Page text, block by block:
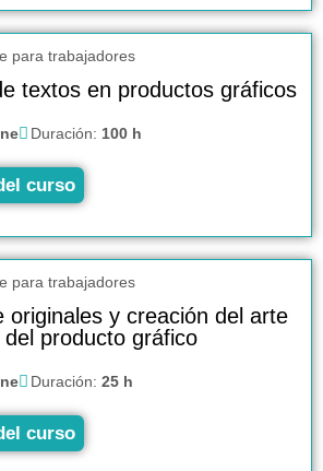
textos en productos gráficos
Duración: 100 h
curso
originales y creación del arte
del producto gráfico
Duración: 25 h
curso